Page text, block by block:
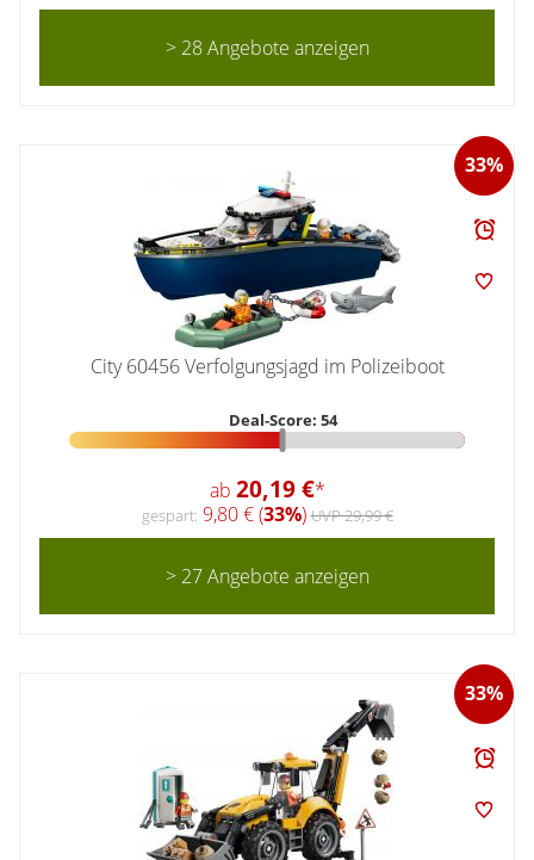
> 28 Angebote anzeigen
33%
City 60456 Verfolgungsjagd im Polizeiboot
Deal-Score: 54
ab 20,19 €*
gespart: 9,80 € (33%)UVP 29,99 €
> 27 Angebote anzeigen
33%